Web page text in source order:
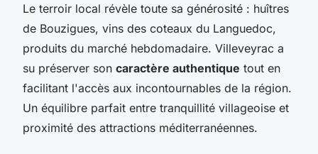
Le terroir local révèle toute sa générosité : huîtres
de Bouzigues, vins des coteaux du Languedoc,
produits du marché hebdomadaire. Villeveyrac a
su préserver son caractère authentique tout en
facilitant l'accès aux incontournables de la région.
Un équilibre parfait entre tranquillité villageoise et
proximité des attractions méditerranéennes.